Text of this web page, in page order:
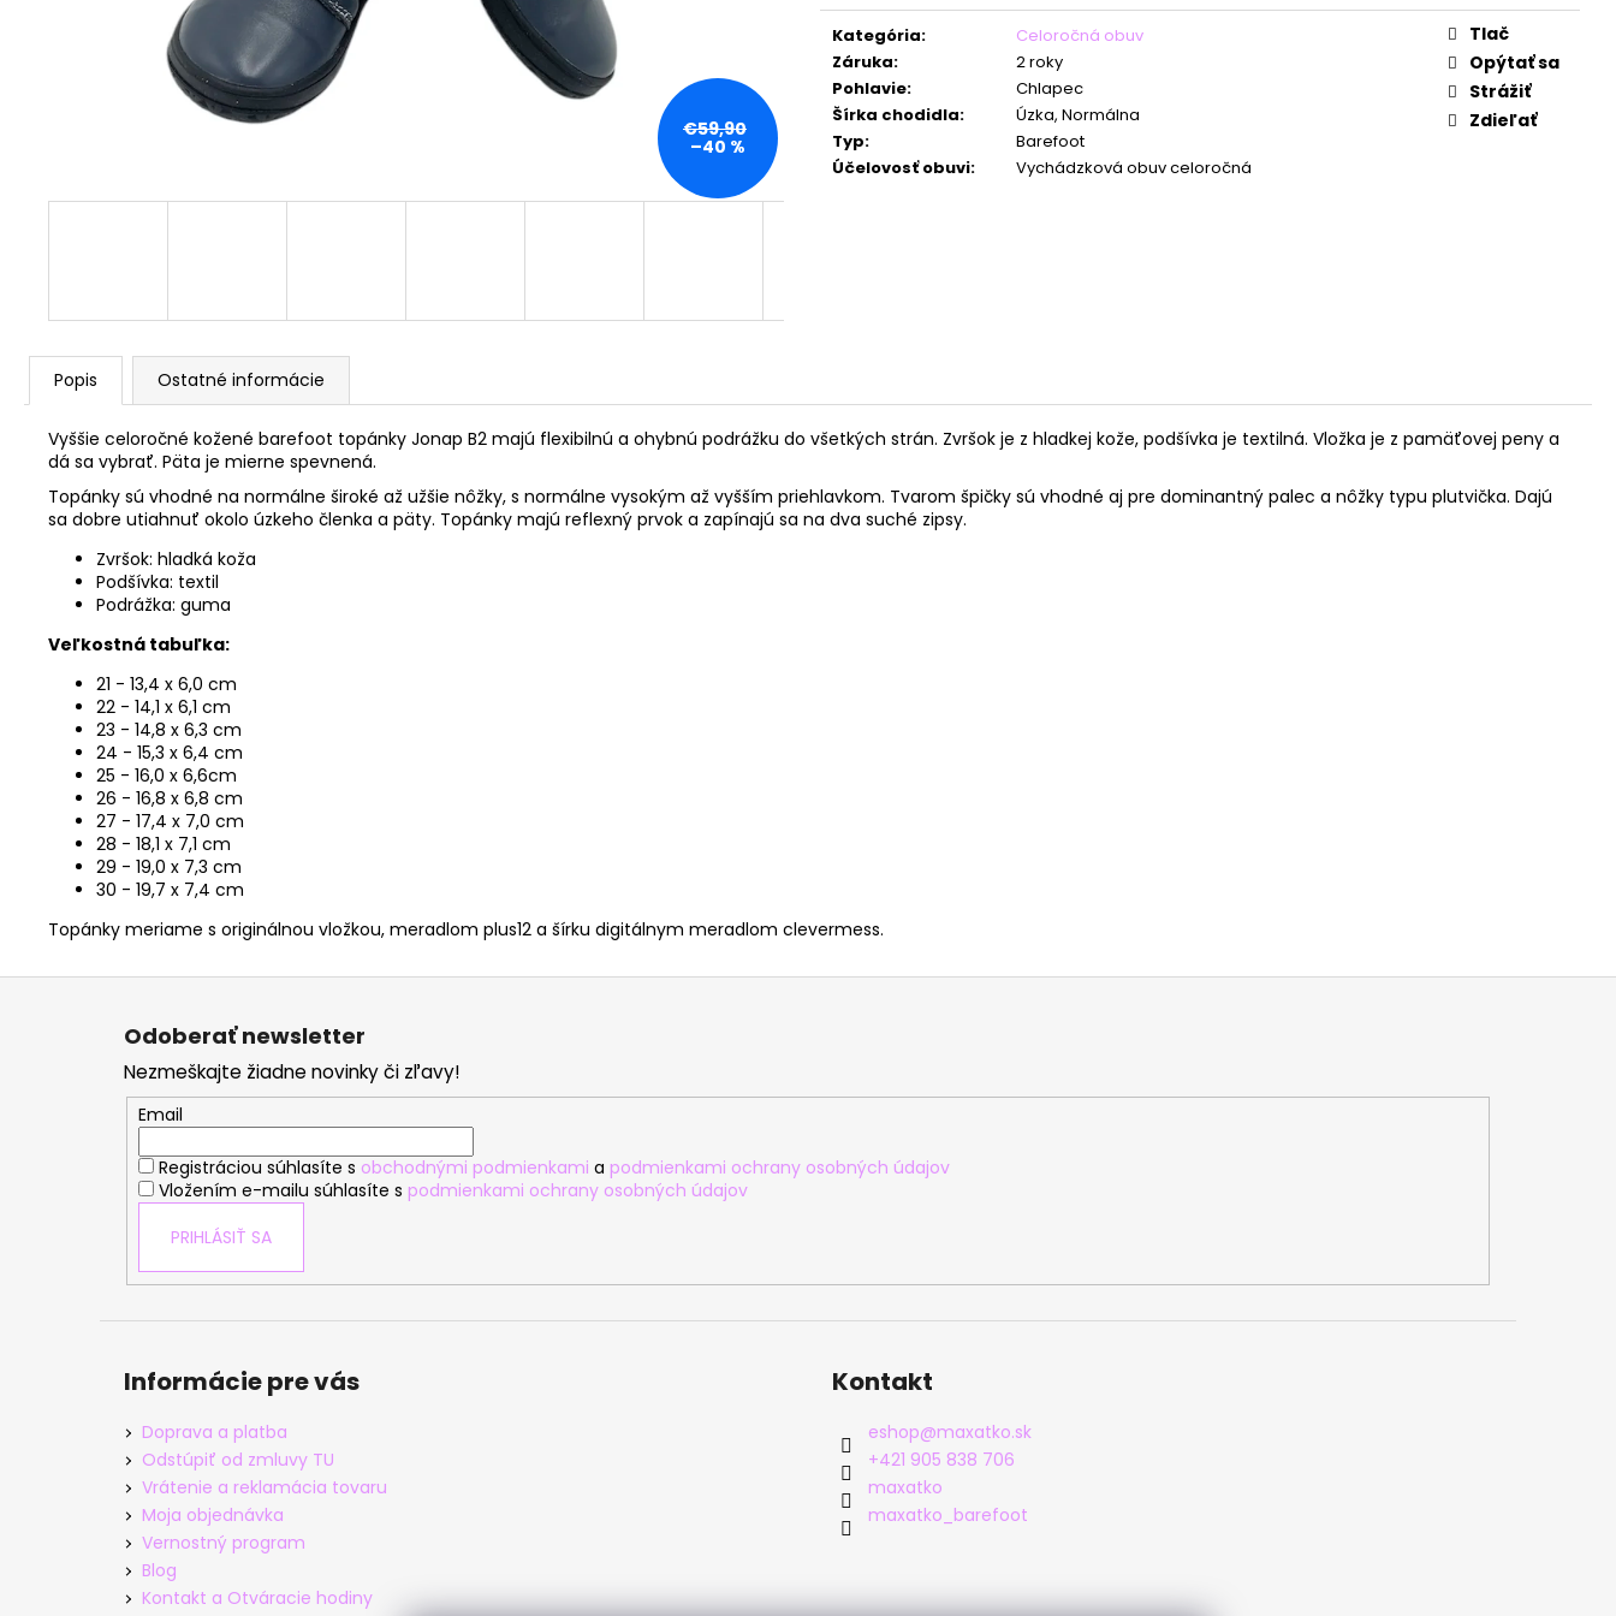
Jednotková
cena:
Kategória:
Celoročná obuv
Záruka:
2 roky
Pohlavie:
Chlapec
Šírka chodidla:
Úzka, Normálna
Typ:
Barefoot
Účelovosť obuvi: Vychádzková obuv celoročná
Tlač
Opýtať sa
Strážiť
Zdieľať
€59,90
–40 %
Popis Ostatné informácie
Vyššie celoročné kožené barefoot topánky Jonap B2 majú flexibilnú a ohybnú podrážku do všetkých strán. Zvršok je z hladkej kože, podšívka je textilná. Vložka je z pamäťovej peny a
dá sa vybrať. Päta je mierne spevnená.
Topánky sú vhodné na normálne široké až užšie nôžky, s normálne vysokým až vyšším priehlavkom. Tvarom špičky sú vhodné aj pre dominantný palec a nôžky typu plutvička. Dajú
sa dobre utiahnuť okolo úzkeho členka a päty. Topánky majú reflexný prvok a zapínajú sa na dva suché zipsy.
Zvršok: hladká koža
Podšívka: textil
Podrážka: guma
Veľkostná tabuľka:
21 - 13,4 x 6,0 cm
22 - 14,1 x 6,1 cm
23 - 14,8 x 6,3 cm
24 - 15,3 x 6,4 cm
25 - 16,0 x 6,6cm
26 - 16,8 x 6,8 cm
27 - 17,4 x 7,0 cm
28 - 18,1 x 7,1 cm
29 - 19,0 x 7,3 cm
30 - 19,7 x 7,4 cm
Topánky meriame s originálnou vložkou, meradlom plus12 a šírku digitálnym meradlom clevermess.
Z
Odoberať newsletter
Nezmeškajte žiadne novinky či zľavy!
Email
Registráciou súhlasíte s obchodnými podmienkami a podmienkami ochrany osobných údajov
Vložením e-mailu súhlasíte s podmienkami ochrany osobných údajov
PRIHLÁSIŤ SA
Informácie pre vás
Doprava a platba
Odstúpiť od zmluvy TU
Vrátenie a reklamácia tovaru
Moja objednávka
Vernostný program
Blog
Kontakt a Otváracie hodiny
Kontakt
eshop@maxatko.sk
+421 905 838 706
maxatko
maxatko_barefoot